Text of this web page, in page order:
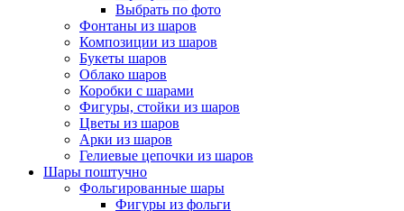
Выбрать по фото
Фонтаны из шаров
Композиции из шаров
Букеты шаров
Облако шаров
Коробки с шарами
Фигуры, стойки из шаров
Цветы из шаров
Арки из шаров
Гелиевые цепочки из шаров
Шары поштучно
Фольгированные шары
Фигуры из фольги